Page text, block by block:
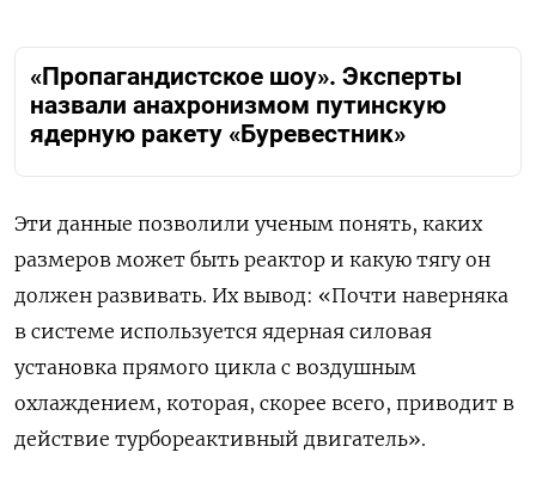
«Пропагандистское шоу». Эксперты
назвали анахронизмом путинскую
ядерную ракету «Буревестник»
Эти данные позволили ученым понять, каких
размеров может быть реактор и какую тягу он
должен развивать. Их вывод: «Почти наверняка
в системе используется ядерная силовая
установка прямого цикла с воздушным
охлаждением, которая, скорее всего, приводит в
действие турбореактивный двигатель».